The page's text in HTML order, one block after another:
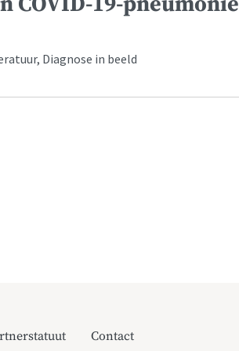
Diagnose in beeld
Contact